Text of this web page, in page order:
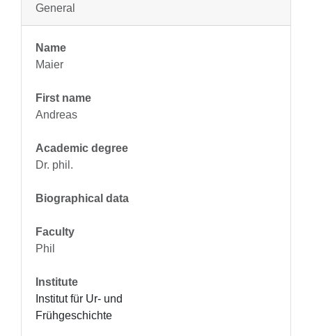
General
Name
Maier
First name
Andreas
Academic degree
Dr. phil.
Biographical data
Faculty
Phil
Institute
Institut für Ur- und
Frühgeschichte